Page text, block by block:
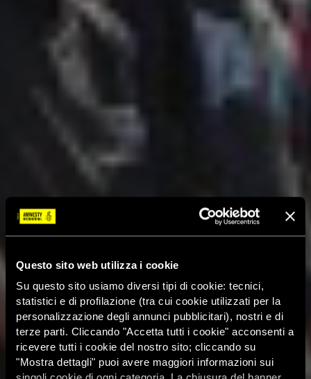
Questo sito web utilizza i cookie
Su questo sito usiamo diversi tipi di cookie: tecnici,
statistici e di profilazione (tra cui cookie utilizzati per la
personalizzazione degli annunci pubblicitari), nostri e di
terze parti. Cliccando "Accetta tutti i cookie" acconsenti a
ricevere tutti i cookie del nostro sito; cliccando su
"Mostra dettagli" puoi avere maggiori informazioni sui